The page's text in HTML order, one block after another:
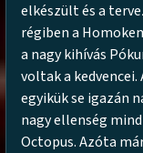
elkészült és a
régiben a
a nagy kihívás
voltak a
egyikük se igazán
nagy ellenség
Octopus. Azóta